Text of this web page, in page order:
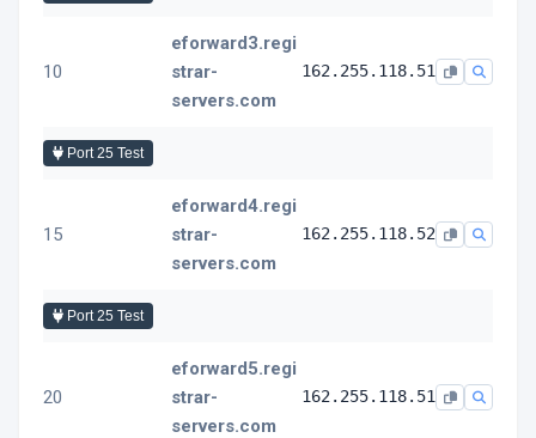
10
eforward3.regi
strar-
servers.com
162.255.118.51
Port 25 Test
15
eforward4.regi
strar-
servers.com
162.255.118.52
Port 25 Test
20
eforward5.regi
strar-
servers.com
162.255.118.51